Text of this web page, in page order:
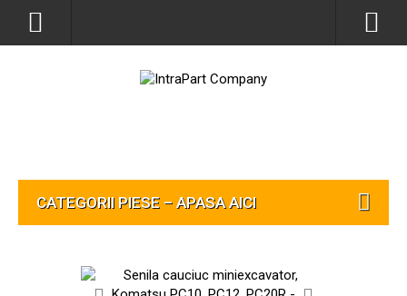
CATEGORII PIESE – APASA AICI